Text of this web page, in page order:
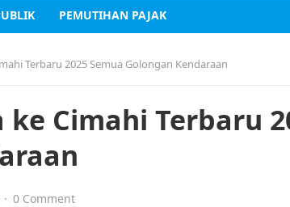
PEMUTIHAN PAJAK
Terbaru 2025 Semua Golongan Kendaraan
Cimahi Terbaru
· 0 Comment